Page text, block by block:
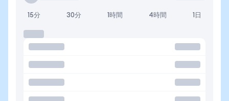
15分 30分 1時間 4時間 1日